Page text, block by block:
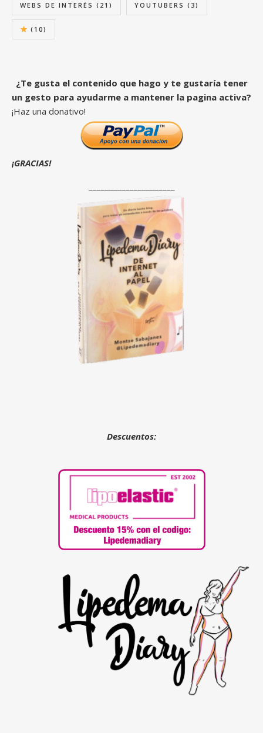
WEBS DE INTERÉS (21) YOUTUBERS (3)
(10)
¿Te gusta el contenido que hago y te gustaría tener
un gesto para ayudarme a mantener la pagina activa?
¡Haz una donativo!
¡GRACIAS!
Descuentos: